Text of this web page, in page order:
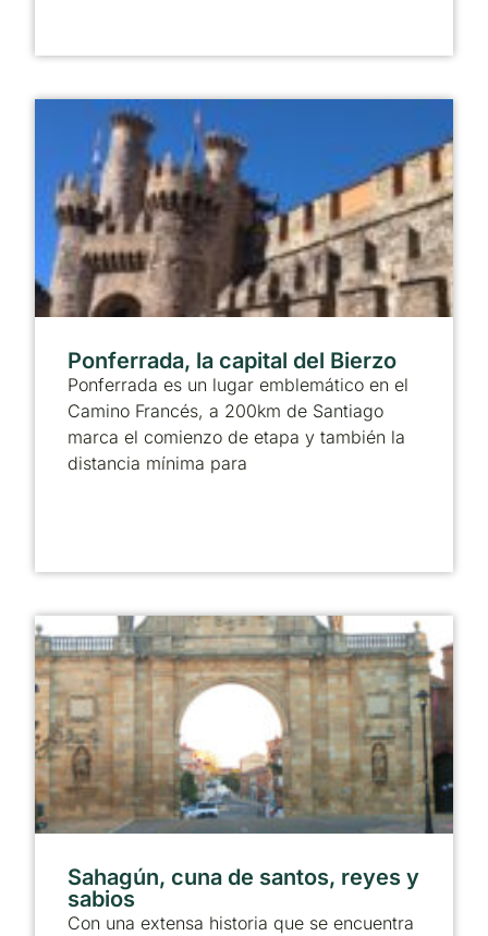
Ponferrada, la capital del Bierzo
Ponferrada es un lugar emblemático en el
Camino Francés, a 200km de Santiago
marca el comienzo de etapa y también la
distancia mínima para
Sahagún, cuna de santos, reyes y
sabios
Con una extensa historia que se encuentra